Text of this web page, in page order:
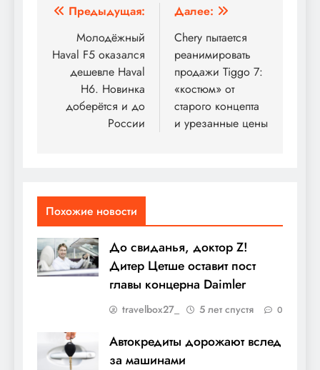
Навигация
записям
Предыдущая:
Молодёжный
Haval F5 оказался
дешевле Haval
H6. Новинка
доберётся и до
России
Далее:
Chery пытается
реанимировать
продажи Tiggo 7:
«костюм» от
старого концепта
и урезанные цены
Похожие новости
До свиданья, доктор Z!
Дитер Цетше оставит пост
главы концерна Daimler
travelbox27_ 5 лет спустя 0
Автокредиты дорожают вслед
за машинами